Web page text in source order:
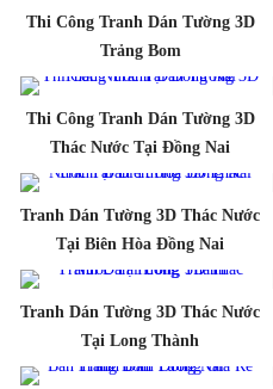
Thi Công Tranh Dán Tường 3D
Trảng Bom
Thi Công Tranh Dán Tường 3D
Thác Nước Tại Đồng Nai
Tranh Dán Tường 3D Thác Nước
Tại Biên Hòa Đồng Nai
Tranh Dán Tường 3D Thác Nước
Tại Long Thành